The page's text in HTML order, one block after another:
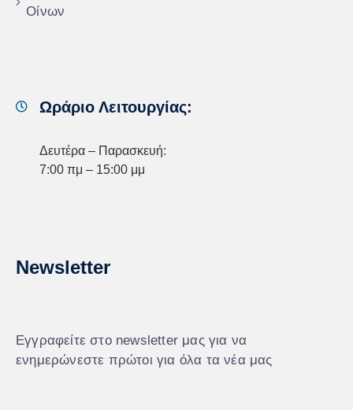
Οίνων
Ωράριο Λειτουργίας:
Δευτέρα – Παρασκευή:
7:00 πμ – 15:00 μμ
Newsletter
Εγγραφείτε στο newsletter μας για να
ενημερώνεστε πρώτοι για όλα τα νέα μας